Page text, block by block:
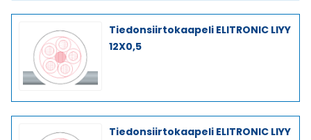
Tiedonsiirtokaapeli ELITRONIC LIYY
12X0,5
Tiedonsiirtokaapeli ELITRONIC LIYY